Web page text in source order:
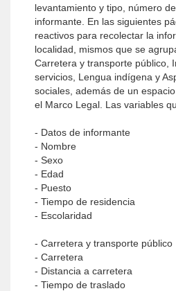
levantamiento y tipo, número
informante. En las siguientes
reactivos para recolectar la
localidad, mismos que se
Carretera y transporte público,
servicios, Lengua indígena y
sociales, además de un
el Marco Legal. Las variables
- Datos de informante
- Nombre
- Sexo
- Edad
- Puesto
- Tiempo de residencia
- Escolaridad
- Carretera y transporte público
- Carretera
- Distancia a carretera
- Tiempo de traslado